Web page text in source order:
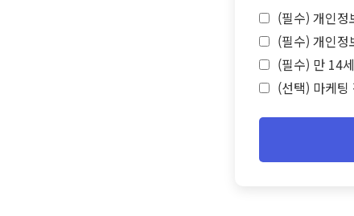
(필수) 개인
(필수) 개인
(필수) 만 14
(선택) 마케